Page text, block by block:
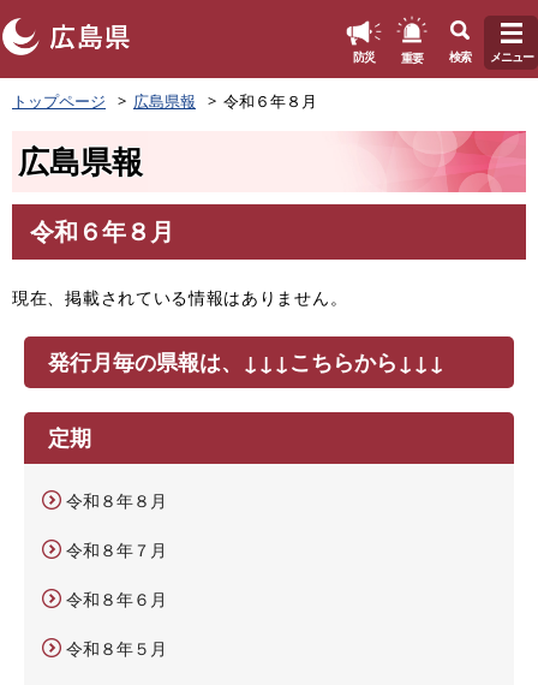
ペ
ー
頭
す
。
防災 重要 検索 メニュー
トップページ 広島県報 令和６年８月
広島県報
文
令和６年８月
現在、掲載されている情報はありません。
発行月毎の県報は、↓↓↓こちらから↓↓↓
定期
令和８年８月
令和８年７月
令和８年６月
令和８年５月